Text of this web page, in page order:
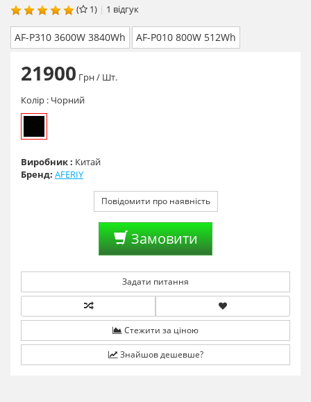
( 1) | 1 відгук
AF-P310 3600W 3840Wh AF-P010 800W 512Wh
21900 Грн/ Шт.
Колір : Чорний
Виробник : Китай
Бренд: AFERIY
Повідомити про наявність
Замовити
Задати питання
Стежити за ціною
Знайшов дешевше?